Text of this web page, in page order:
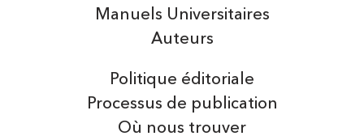
Auteurs
Manuels Universitaires
Politique éditoriale
Processus de publication
Où nous trouver